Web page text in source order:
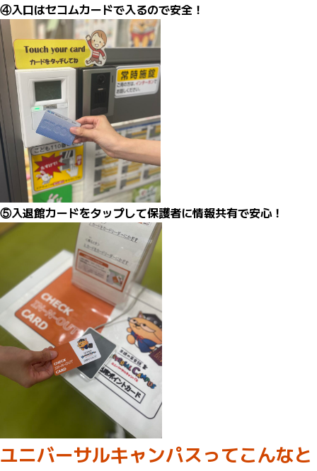
④入口はセコムカードで入るので安全！
⑤入退館カードをタップして保護者に情報共有で安心！
ユニバーサルキャンパスってこんなと